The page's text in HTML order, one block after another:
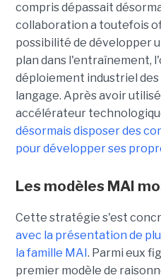
compris dépassait
collaboration a toutefois
possibilité de développer
plan dans l'entraînement,
déploiement industriel des
langage. Après avoir
accélérateur
désormais disposer des
pour développer ses
Les modèles MAI
Cette stratégie s'est
avec la présentation de
la famille MAI . Parmi eux
premier modèle de